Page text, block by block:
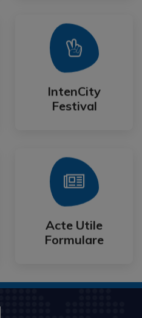
IntenCity
Festival
IntenCity
Festival
Mai Mult
Acte Utile
Formulare
Acte Utile
Formulare
Mai Mult